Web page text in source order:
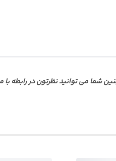
شما می توانید نظرتون در رابطه